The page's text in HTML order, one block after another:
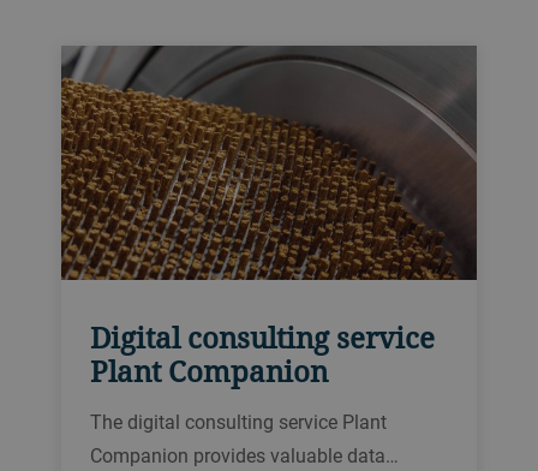
Digital consulting service
Plant Companion
The digital consulting service Plant
Companion provides valuable data